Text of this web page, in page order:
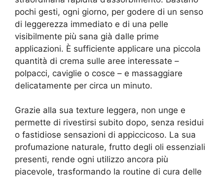
pochi gesti, ogni giorno, per godere di un senso
di leggerezza immediato e di una pelle
visibilmente più sana già dalle prime
applicazioni. È sufficiente applicare una piccola
quantità di crema sulle aree interessate –
polpacci, caviglie o cosce – e massaggiare
delicatamente per circa un minuto.
Grazie alla sua texture leggera, non unge e
permette di rivestirsi subito dopo, senza residui
o fastidiose sensazioni di appiccicoso. La sua
profumazione naturale, frutto degli oli essenziali
presenti, rende ogni utilizzo ancora più
piacevole, trasformando la routine di cura delle